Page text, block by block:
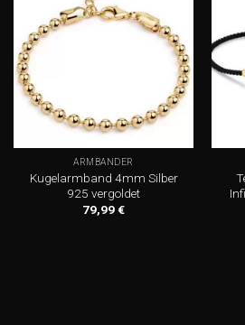
Add to
wishlist
ARMBÄNDER
Kugelarmband 4mm Silber
925 vergoldet
79,99€